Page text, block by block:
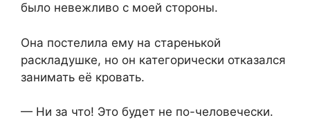
было невежливо с моей стороны.
Она постелила ему на старенькой
раскладушке, но он категорически отказался
занимать её кровать.
— Ни за что! Это будет не по-человечески.